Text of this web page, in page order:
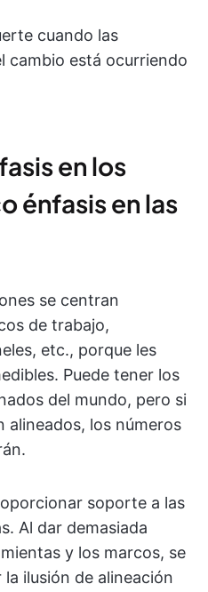
cuando las
cambio está ocurriendo
en los
énfasis en las
se centran
de trabajo,
etc., porque les
Puede tener los
del mundo, pero si
alineados, los números
soporte a las
Al dar demasiada
y los marcos, se
ilusión de alineación